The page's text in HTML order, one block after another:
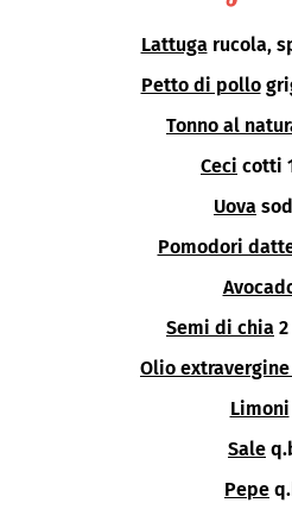
Lattuga rucola,
Petto di pollo
Tonno al
Ceci cotti
Uova
Pomodori
Semi di chia
Olio
Limoni
Sale
Pepe